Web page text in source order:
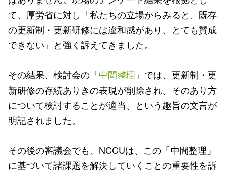
て、厚労省に対し「私たちの立場からみると、既存
の更新制・更新研修には違和感があり、とても賛成
できない」と強く訴えてきました。
その結果、検討会の「中間整理 」では、更新制・更
新研修の存続ありきの表現が削除され、そのあり方
について検討することが適当、という趣旨の文言が
明記されました。
その後の審議会でも、NCCUは、この「中間整理」
に基づいて諸課題を解決していくことの重要性を訴